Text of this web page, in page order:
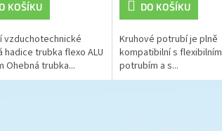
KOŠÍKU
vzduchotechnické
hadice trubka flexo ALU
Ohebná trubka...
DO KOŠÍKU
Kruhové potrubí je plně
kompatibilní s flexibilním
potrubím a s...